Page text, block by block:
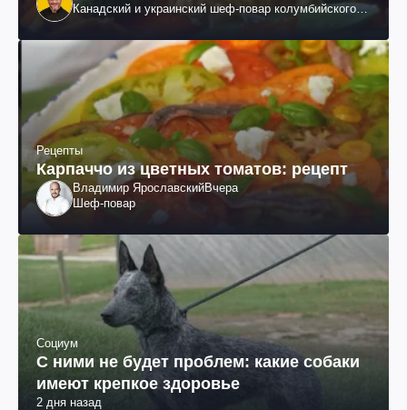
Канадский и украинский шеф-повар колумбийского
Рецепты
Карпаччо из цветных томатов: рецепт
Владимир ЯрославскийВчера
Шеф-повар
Социум
С ними не будет проблем: какие собаки
имеют крепкое здоровье
2 дня назад